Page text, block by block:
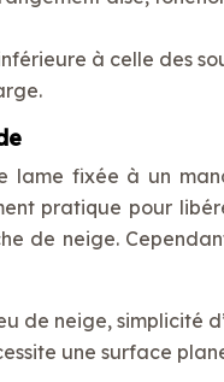
à celle des
lame fixée à un
pratique pour
de neige.
de neige, simplicité
une surface